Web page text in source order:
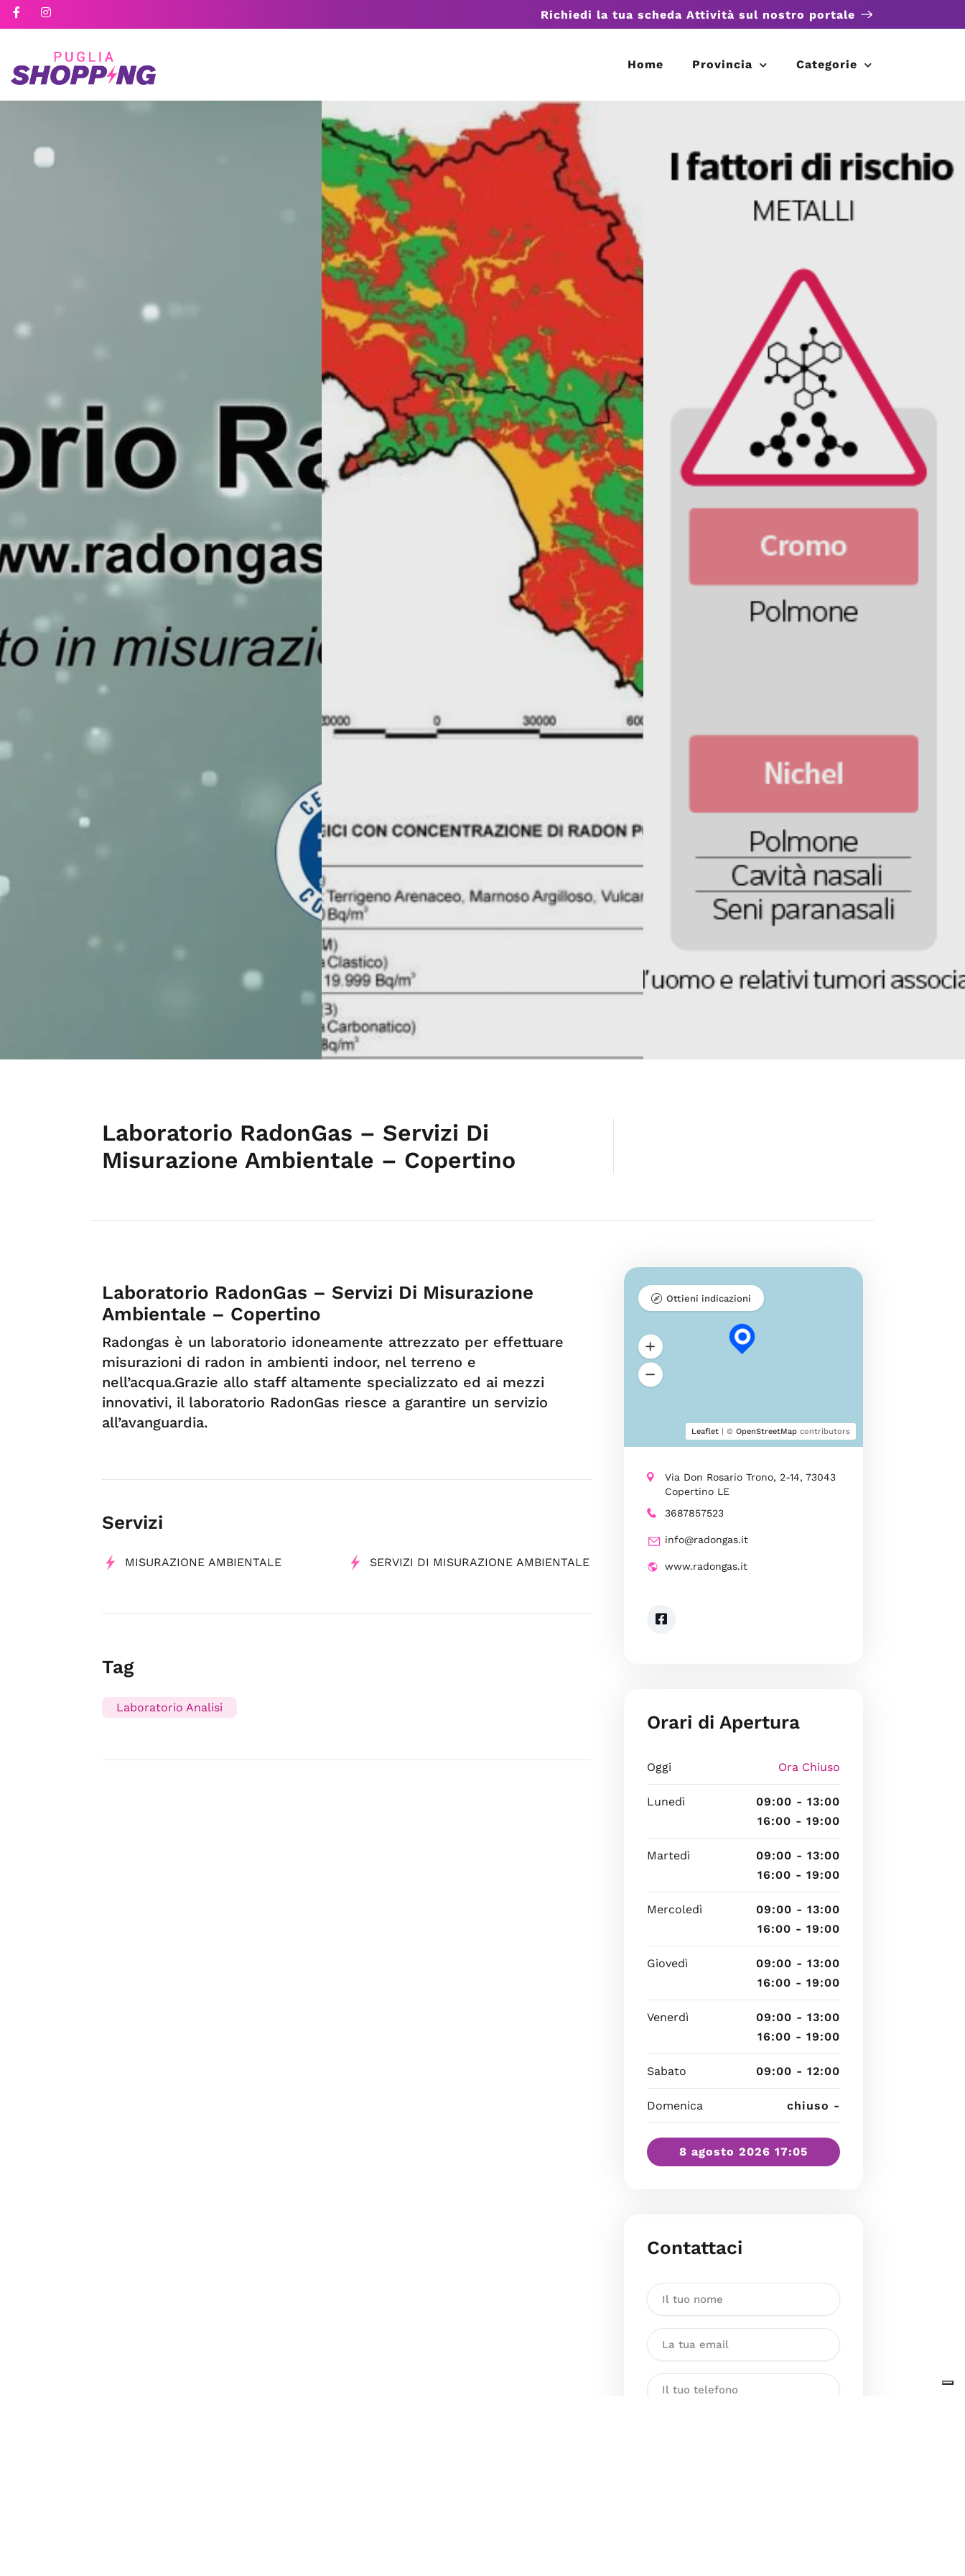
Richiedi la tua scheda Attività sul nostro portale
Home Provincia Categorie
Laboratorio RadonGas – Servizi Di
Misurazione Ambientale – Copertino
Laboratorio RadonGas – Servizi Di Misurazione
Ambientale – Copertino
Radongas è un laboratorio idoneamente attrezzato per effettuare
misurazioni di radon in ambienti indoor, nel terreno e
nell’acqua.Grazie allo staff altamente specializzato ed ai mezzi
innovativi, il laboratorio RadonGas riesce a garantire un servizio
all’avanguardia.
Servizi
MISURAZIONE AMBIENTALE SERVIZI DI MISURAZIONE AMBIENTALE
Tag
Laboratorio Analisi
Leaflet| © OpenStreetMapcontributors
Ottieni indicazioni
Via Don Rosario Trono, 2-14, 73043
Copertino LE
3687857523
info@radongas.it
www.radongas.it
Orari di Apertura
Oggi Ora Chiuso
Lunedì
09:00 - 13:00
16:00 - 19:00
Martedì
09:00 - 13:00
16:00 - 19:00
Mercoledì
09:00 - 13:00
16:00 - 19:00
Giovedì
09:00 - 13:00
16:00 - 19:00
Venerdì
09:00 - 13:00
16:00 - 19:00
Sabato 09:00 - 12:00
Domenica chiuso -
8 agosto 2026 17:05
Contattaci